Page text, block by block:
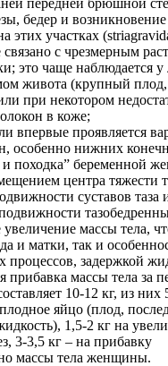
бедер и
этих участках
с чрезмерным
это чаще наблюдается у
живота (крупный
при некотором
в коже;
впервые проявляется
особенно нижних
и походка” беременной
центра тяжести
суставов таза
массы тела,
и матки, так и
процессов, задержкой
прибавка массы тела за
10-12 кг, из них
яйцо (плод,
1,5-2 кг на
3-3,5 кг – на прибавку
массы тела женщины.